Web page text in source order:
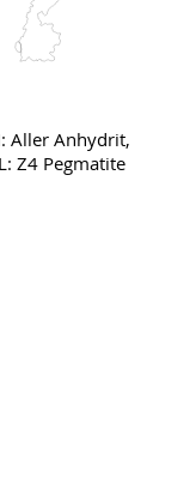
Aller Anhydrit,
Z4 Pegmatite